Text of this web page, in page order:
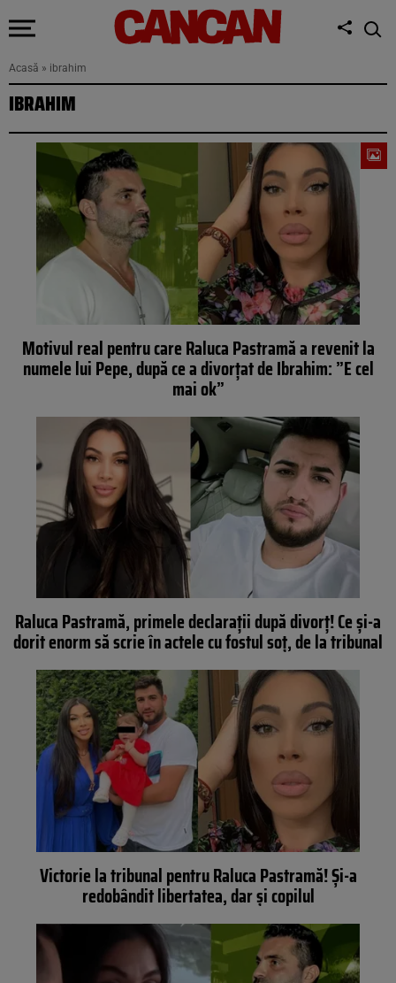
Acasă » ibrahim
IBRAHIM
Motivul real pentru care Raluca Pastramă a revenit la
numele lui Pepe, după ce a divorțat de Ibrahim: ”E cel
mai ok”
Raluca Pastramă, primele declarații după divorț! Ce și-a
dorit enorm să scrie în actele cu fostul soț, de la tribunal
Victorie la tribunal pentru Raluca Pastramă! Și-a
redobândit libertatea, dar și copilul